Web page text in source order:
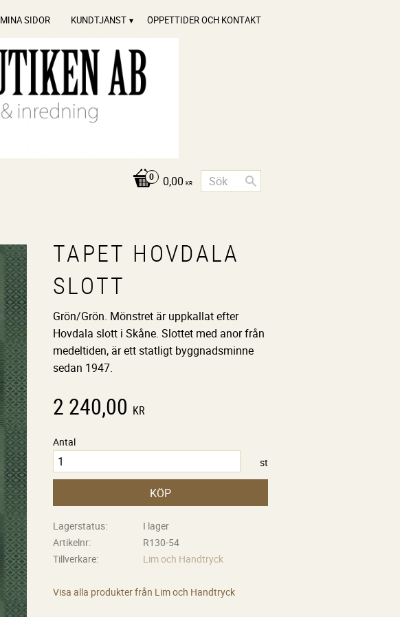
MINA SIDOR KUNDTJÄNST ÖPPETTIDER OCH KONTAKT
0,00 KR
TAPET HOVDALA
SLOTT
Grön/Grön. Mönstret är uppkallat efter
Hovdala slott i Skåne. Slottet med anor från
medeltiden, är ett statligt byggnadsminne
sedan 1947.
2 240,00 KR
Antal
st
KÖP
Lagerstatus
I lager
Artikelnr
R130-54
Tillverkare
Lim och Handtryck
Visa alla produkter från Lim och Handtryck